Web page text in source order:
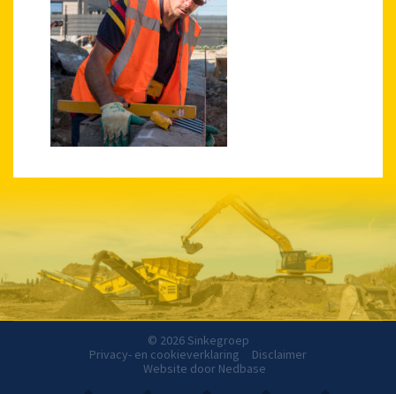
© 2026 Sinkegroep
Privacy- en cookieverklaring
Disclaimer
Website door Nedbase